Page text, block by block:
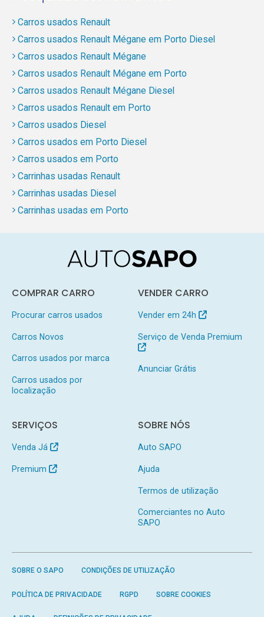
Carros usados Renault
Carros usados Renault Mégane em Porto Diesel
Carros usados Renault Mégane
Carros usados Renault Mégane em Porto
Carros usados Renault Mégane Diesel
Carros usados Renault em Porto
Carros usados Diesel
Carros usados em Porto Diesel
Carros usados em Porto
Carrinhas usadas Renault
Carrinhas usadas Diesel
Carrinhas usadas em Porto
COMPRAR CARRO
Procurar carros usados
Carros Novos
Carros usados por marca
Carros usados por
localização
VENDER CARRO
Vender em 24h
Serviço de Venda Premium
Anunciar Grátis
SERVIÇOS
Venda Já
Premium
SOBRE NÓS
Auto SAPO
Ajuda
Termos de utilização
Comerciantes no Auto
SAPO
SOBRE O SAPO CONDIÇÕES DE UTILIZAÇÃO
POLÍTICA DE PRIVACIDADE RGPD SOBRE COOKIES